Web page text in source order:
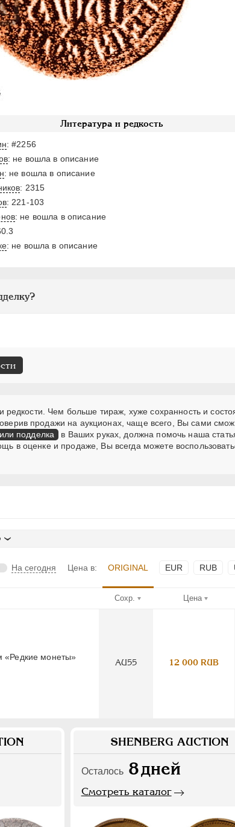
Литература и редкость
: #2256
: не вошла в описание
: не вошла в описание
: 2315
: 221-103
: не вошла в описание
: не вошла в описание
Чем больше тираж, хуже сохранность и
продажи на аукционах, чаще всего, Вы сами
подделка
в Ваших руках, должна помочь наша
в оценке и продаже, Вы всегда можете
На сегодня Цена в: ORIGINAL EUR RUB
Сохр. Цена
«Редкие монеты»
AU55 12 000 RUB
SHENBERG AUCTION
Осталось 8дней
Смотреть каталог